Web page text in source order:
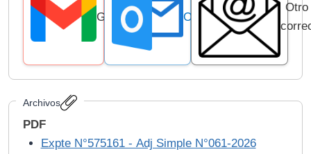
Gmail Outlook
Otro
Archivos
PDF
Expte N°575161 - Adj Simple N°061-2026